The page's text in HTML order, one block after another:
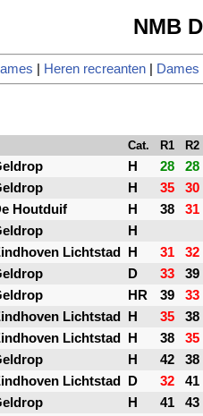
NMB
Heren recreanten| Dames
Cat. R1 R2
H 28 28
H 35 30
Houtduif H 38 31
H
Lichtstad H 31 32
D 33 39
HR 39 33
Lichtstad H 35 38
Lichtstad H 38 35
H 42 38
Lichtstad D 32 41
H 41 43